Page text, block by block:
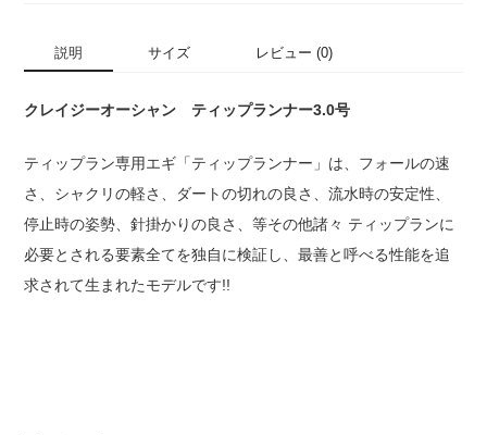
ラ
ナ
(3.0
号、
3.5
個
説明 サイズ レビュー (0)
クレイジーオーシャン ティップランナー3.0号
ティップラン専用エギ「ティップランナー」は、フォールの速
さ、シャクリの軽さ、ダートの切れの良さ、流水時の安定性、
停止時の姿勢、針掛かりの良さ、等その他諸々 ティップランに
必要とされる要素全てを独自に検証し、最善と呼べる性能を追
求されて生まれたモデルです!!